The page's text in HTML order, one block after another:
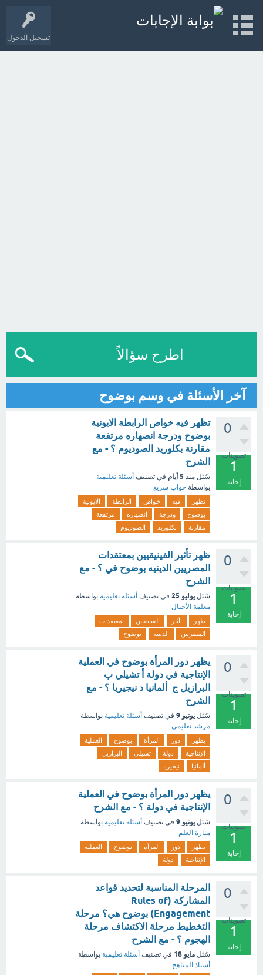
تسجيل الدخول
اطرح سؤالاً
آخر الأسئلة في وسم بوضوح
0
تصويتات
1
إجابة
تظهر فيه خواص الرابطة الايونية
بوضوح ودرجة انصهاره مرتفعة
مقارنة بكلوريد الصوديوم ؟ - مع
الشرح
سُئل منذ 5 أيام في تصنيف أسئلة تعليمية
بواسطة جواب سريع
تظهر فيه خواص الرابطة
الايونية
بوضوح
ودرجة انصهاره
مرتفعة
مقارنة
بكلوريد الصوديوم
0
تصويتات
1
إجابة
ظهر تأثير الفينيقيين بمعتقدات
المصريين الدينيه بوضوح في ؟ - مع
الشرح
سُئل يوليو 25 في تصنيف أسئلة تعليمية بواسطة
معلمة الأجيال
ظهر تأثير الفينيقيين
بمعتقدات
المصريين
الدينيه بوضوح
0
تصويتات
1
إجابة
‏يظهر دور المرأة بوضوح في العملية
الإنتاجية في دولة أ ‏تشيلي ب
‏البرازيل ج ‏ ‏ألمانيا د ‏نيجيريا ؟ - مع
الشرح
سُئل يونيو 9 في تصنيف أسئلة تعليمية بواسطة
مرشد تعليمي
يظهر دور المرأة بوضوح
العملية
الإنتاجية
دولة تشيلي
البرازيل
ألمانيا
نيجيريا
0
تصويتات
1
إجابة
‏يظهر دور المرأة بوضوح في العملية
الإنتاجية في دولة ؟ - مع الشرح
سُئل يونيو 9 في تصنيف أسئلة تعليمية بواسطة
منارة العلم
يظهر دور المرأة بوضوح
العملية
الإنتاجية
دولة
0
تصويتات
1
إجابة
المرحلة المناسبة لتحديد قواعد
المشاركة (Rules of
Engagement) بوضوح هي؟ مرحلة
التخطيط مرحلة الاكتشاف مرحلة
الهجوم ؟ - مع الشرح
سُئل مايو 18 في تصنيف أسئلة تعليمية بواسطة
أستاذ المناهج